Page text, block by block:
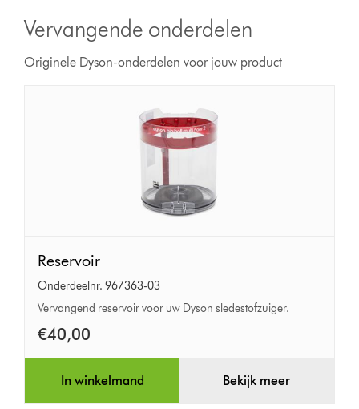
Vervangende onderdelen
Originele Dyson-onderdelen voor jouw product
Reservoir
Onderdeelnr. 967363-03
Vervangend reservoir voor uw Dyson sledestofzuiger.
€40,00
In winkelmand Bekijk meer